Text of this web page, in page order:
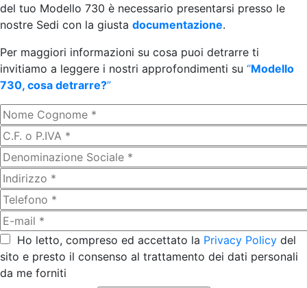
del tuo Modello 730 è necessario presentarsi presso le
nostre Sedi con la giusta documentazione.
Per maggiori informazioni su cosa puoi detrarre ti
invitiamo a leggere i nostri approfondimenti su “Modello
730, cosa detrarre?”
Ho letto, compreso ed accettato la Privacy Policy del
sito e presto il consenso al trattamento dei dati personali
da me forniti